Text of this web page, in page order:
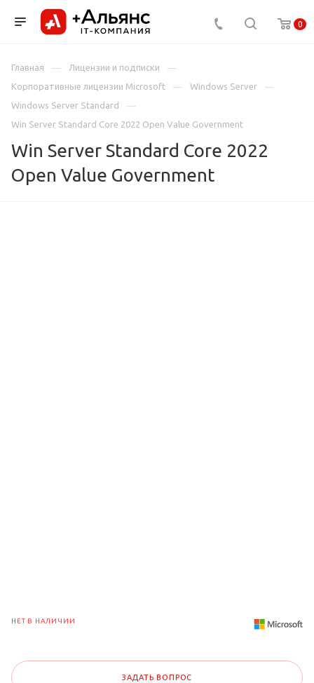
0
Главная
Лицензии и подписки
Корпоративные лицензии Microsoft
Windows Server
Windows Server Standard
Win Server Standard Core 2022 Open Value Government
Win Server Standard Core 2022
Open Value Government
НЕТ В НАЛИЧИИ
ЗАДАТЬ ВОПРОС